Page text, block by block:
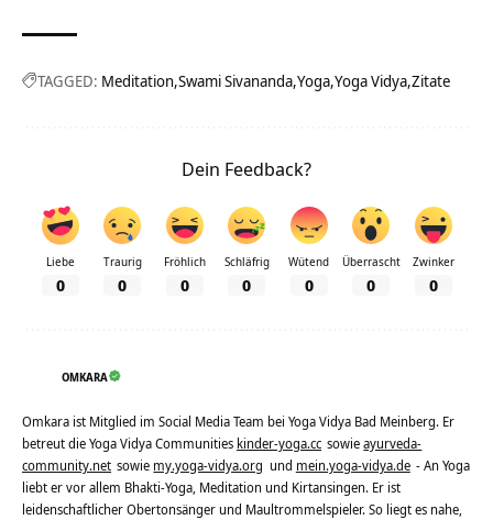
TAGGED: Meditation Swami Sivananda Yoga Yoga Vidya Zitate
Dein Feedback?
Liebe
0
Traurig
0
Fröhlich
0
Schläfrig
0
Wütend
0
Überrascht
0
Zwinker
0
OMKARA
Omkara ist Mitglied im Social Media Team bei Yoga Vidya Bad Meinberg. Er
betreut die Yoga Vidya Communities kinder-yoga.cc sowieayurveda-
community.net sowie my.yoga-vidya.org und mein.yoga-vidya.de - An Yoga
liebt er vor allem Bhakti-Yoga, Meditation und Kirtansingen. Er ist
leidenschaftlicher Obertonsänger und Maultrommelspieler. So liegt es nahe,